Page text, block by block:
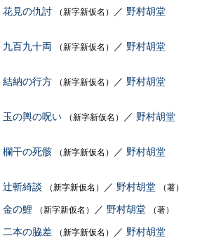
見の仇討 （新字新仮名） ／ 野村胡堂
百九十両 （新字新仮名） ／ 野村胡堂
納の行方 （新字新仮名） ／ 野村胡堂
の輿の呪い （新字新仮名） ／ 野村胡堂
干の死骸 （新字新仮名） ／ 野村胡堂
斬綺談 （新字新仮名） ／ 野村胡堂 （著）
の鯉 （新字新仮名） ／ 野村胡堂 （著）
本の脇差 （新字新仮名） ／ 野村胡堂